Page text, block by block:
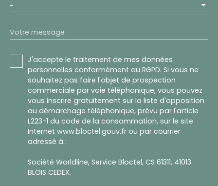
-
Votre message
J'accepte le traitement de mes données
personnelles conformément au RGPD. Si vous ne
souhaitez pas faire l'objet de prospection
commerciale par voie téléphonique, vous pouvez
vous inscrire gratuitement sur la liste d'opposition
au démarchage téléphonique, prévu par l'article
L223-1 du code de la consommation, sur le site
Internet www.bloctel.gouv.fr ou par courrier
adressé à :
Société Worldline, Service Bloctel, CS 61311, 41013
BLOIS CEDEX.